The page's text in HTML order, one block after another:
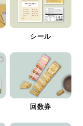
シール
回数券